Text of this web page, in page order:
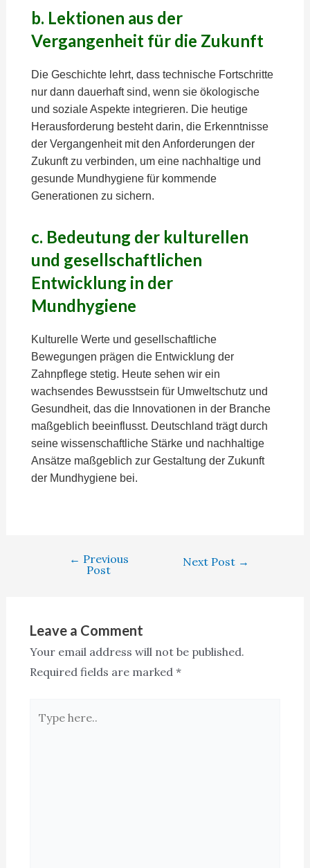
b. Lektionen aus der
Vergangenheit für die Zukunft
Die Geschichte lehrt, dass technische Fortschritte
nur dann dauerhaft sind, wenn sie ökologische
und soziale Aspekte integrieren. Die heutige
Herausforderung besteht darin, die Erkenntnisse
der Vergangenheit mit den Anforderungen der
Zukunft zu verbinden, um eine nachhaltige und
gesunde Mundhygiene für kommende
Generationen zu sichern.
c. Bedeutung der kulturellen
und gesellschaftlichen
Entwicklung in der
Mundhygiene
Kulturelle Werte und gesellschaftliche
Bewegungen prägen die Entwicklung der
Zahnpflege stetig. Heute sehen wir ein
wachsendes Bewusstsein für Umweltschutz und
Gesundheit, das die Innovationen in der Branche
maßgeblich beeinflusst. Deutschland trägt durch
seine wissenschaftliche Stärke und nachhaltige
Ansätze maßgeblich zur Gestaltung der Zukunft
der Mundhygiene bei.
← Previous
Post
Next Post →
Leave a Comment
Your email address will not be published.
Required fields are marked *
here..